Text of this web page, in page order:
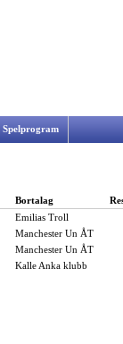
Spelprogram
Bortalag
Emilias Troll
Manchester Un ÅT
Manchester Un ÅT
Kalle Anka klubb